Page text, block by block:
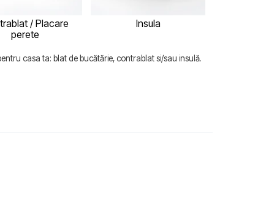
/ Placare
perete
Insula
casa ta: blat de bucătărie, contrablat si/sau insulă.